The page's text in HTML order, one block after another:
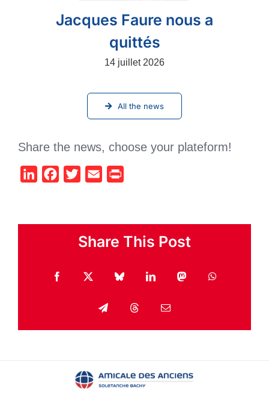
Jacques Faure nous a
quittés
14 juillet 2026
All the news
Share the news, choose your plateform!
LinkedInFacebook
Twitter Email
Share This Post
Facebook
X BlueskyLinkedInMastodonWhatsApp
TelegramThreadsEmail